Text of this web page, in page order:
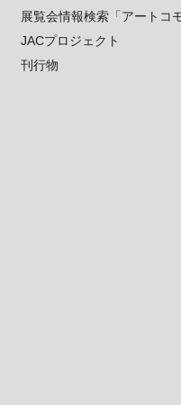
展覧会情報検索「アートコ
JACプロジェクト
刊行物